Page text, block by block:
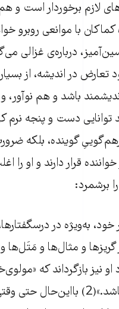
لازم برخوردار است
با موانعی روبرو
درباره‌ی غزالی
تعارض در اندیشه، از
باشد و هم
دست و پنجه نرم
گوینده، بلکه
قرار دارند و او را
برشمرد:
خود، به‌ویژه در
گریزها و مثال‌ها و
نیز بازگرداند که
می‌شود که عرصه بر برهان‌آوری تنگ شده